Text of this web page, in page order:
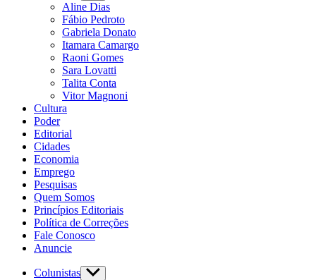
Aline Dias
Fábio Pedroto
Gabriela Donato
Itamara Camargo
Raoni Gomes
Sara Lovatti
Talita Conta
Vitor Magnoni
Cultura
Poder
Editorial
Cidades
Economia
Emprego
Pesquisas
Quem Somos
Princípios Editoriais
Política de Correções
Fale Conosco
Anuncie
Colunistas